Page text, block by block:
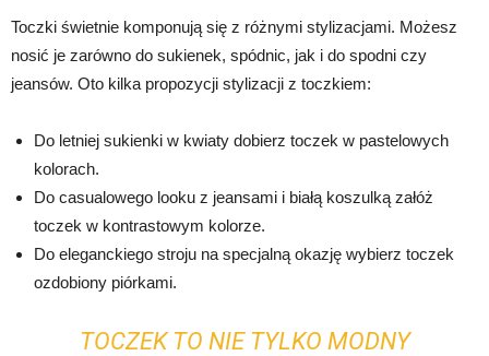
Toczki świetnie komponują się z różnymi stylizacjami. Możesz
nosić je zarówno do sukienek, spódnic, jak i do spodni czy
jeansów. Oto kilka propozycji stylizacji z toczkiem:
Do letniej sukienki w kwiaty dobierz toczek w pastelowych
kolorach.
Do casualowego looku z jeansami i białą koszulką załóż
toczek w kontrastowym kolorze.
Do eleganckiego stroju na specjalną okazję wybierz toczek
ozdobiony piórkami.
TOCZEK TO NIE TYLKO MODNY